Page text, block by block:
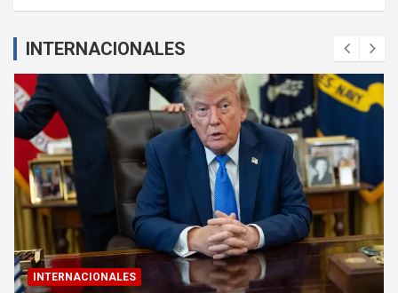
INTERNACIONALES
INTERNACIONALES